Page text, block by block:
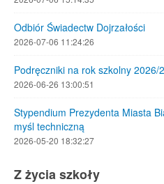
Odbiór Świadectw Dojrzałości
2026-07-06 11:24:26
Podręczniki na rok szkolny 2026/
2026-06-26 13:00:51
Stypendium Prezydenta Miasta
myśl techniczną
2026-05-20 18:32:27
Z życia szkoły